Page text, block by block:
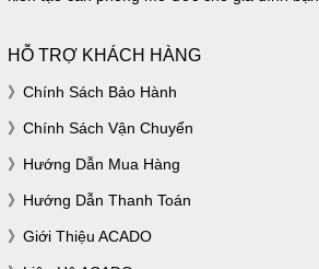
HỖ TRỢ KHÁCH HÀNG
Chính Sách Bảo Hành
Chính Sách Vận Chuyển
Hướng Dẫn Mua Hàng
Hướng Dẫn Thanh Toán
Giới Thiệu ACADO